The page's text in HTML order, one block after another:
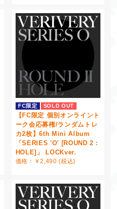
FC限定 SOLD OUT
【FC限定 個別オンライント
ーク会応募権/ランダムトレ
カ2枚】6th Mini Album
「SERIES 'O' [ROUND 2 :
HOLE]」 LOCKver.
価格：￥2,490 (税込)